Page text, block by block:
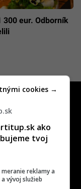
300 eur. Odborník
ako
tvoj
reklamy a
vývoj služieb
cookies →